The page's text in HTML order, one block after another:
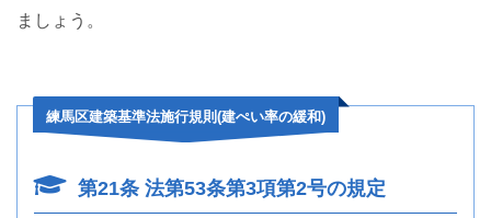
ましょう。
練馬区建築基準法施行規則(建ぺい率の緩和)
第21条 法第53条第3項第2号の規定